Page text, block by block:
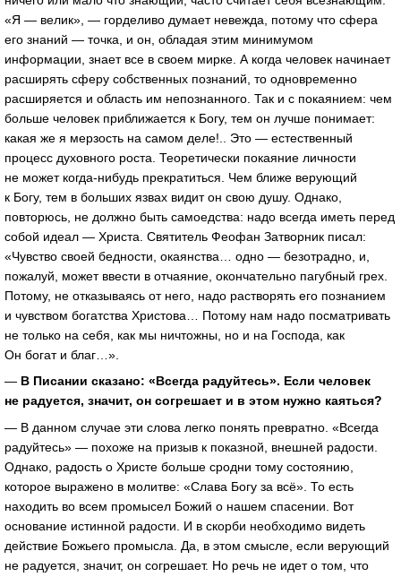
«Я — велик», — горделиво думает невежда, потому что сфера
его знаний — точка, и он, обладая этим минимумом
информации, знает все в своем мирке. А когда человек начинает
расширять сферу собственных познаний, то одновременно
расширяется и область им непознанного. Так и с покаянием: чем
больше человек приближается к Богу, тем он лучше понимает:
какая же я мерзость на самом деле!.. Это — естественный
процесс духовного роста. Теоретически покаяние личности
не может когда-нибудь прекратиться. Чем ближе верующий
к Богу, тем в больших язвах видит он свою душу. Однако,
повторюсь, не должно быть самоедства: надо всегда иметь перед
собой идеал — Христа. Святитель Феофан Затворник писал:
«Чувство своей бедности, окаянства… одно — безотрадно, и,
пожалуй, может ввести в отчаяние, окончательно пагубный грех.
Потому, не отказываясь от него, надо растворять его познанием
и чувством богатства Христова… Потому нам надо посматривать
не только на себя, как мы ничтожны, но и на Господа, как
Он богат и благ…».
— В Писании сказано: «Всегда радуйтесь». Если человек
не радуется, значит, он согрешает и в этом нужно каяться?
— В данном случае эти слова легко понять превратно. «Всегда
радуйтесь» — похоже на призыв к показной, внешней радости.
Однако, радость о Христе больше сродни тому состоянию,
которое выражено в молитве: «Слава Богу за всё». То есть
находить во всем промысел Божий о нашем спасении. Вот
основание истинной радости. И в скорби необходимо видеть
действие Божьего промысла. Да, в этом смысле, если верующий
не радуется, значит, он согрешает. Но речь не идет о том, что